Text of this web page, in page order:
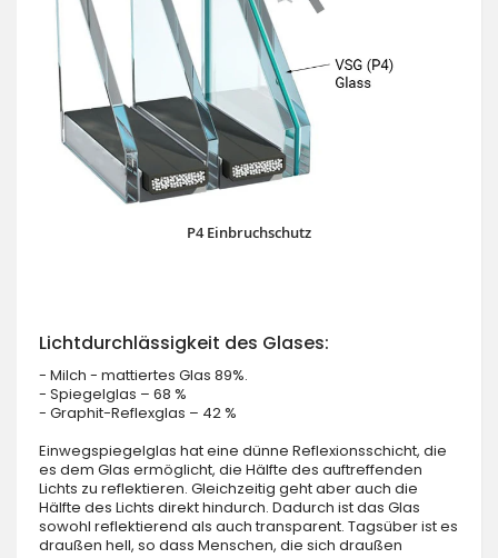
P4 Einbruchschutz
Lichtdurchlässigkeit des Glases:
- Milch - mattiertes Glas 89%.
- Spiegelglas – 68 %
- Graphit-Reflexglas – 42 %
Einwegspiegelglas hat eine dünne Reflexionsschicht, die
es dem Glas ermöglicht, die Hälfte des auftreffenden
Lichts zu reflektieren. Gleichzeitig geht aber auch die
Hälfte des Lichts direkt hindurch. Dadurch ist das Glas
sowohl reflektierend als auch transparent. Tagsüber ist es
draußen hell, so dass Menschen, die sich draußen